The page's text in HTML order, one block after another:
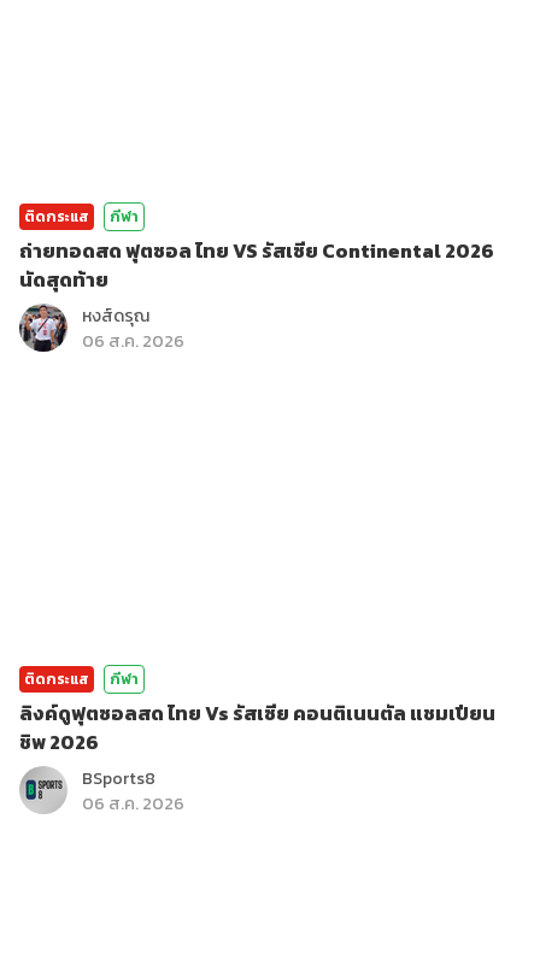
ติดกระแส กีฬา
ถ่ายทอดสด ฟุตซอล ไทย VS รัสเซีย Continental 2026
นัดสุดท้าย
หงส์ดรุณ
06 ส.ค. 2026
ติดกระแส กีฬา
ลิงค์ดูฟุตซอลสด ไทย Vs รัสเซีย คอนติเนนตัล แชมเปียน
ชิพ 2026
BSports8
06 ส.ค. 2026